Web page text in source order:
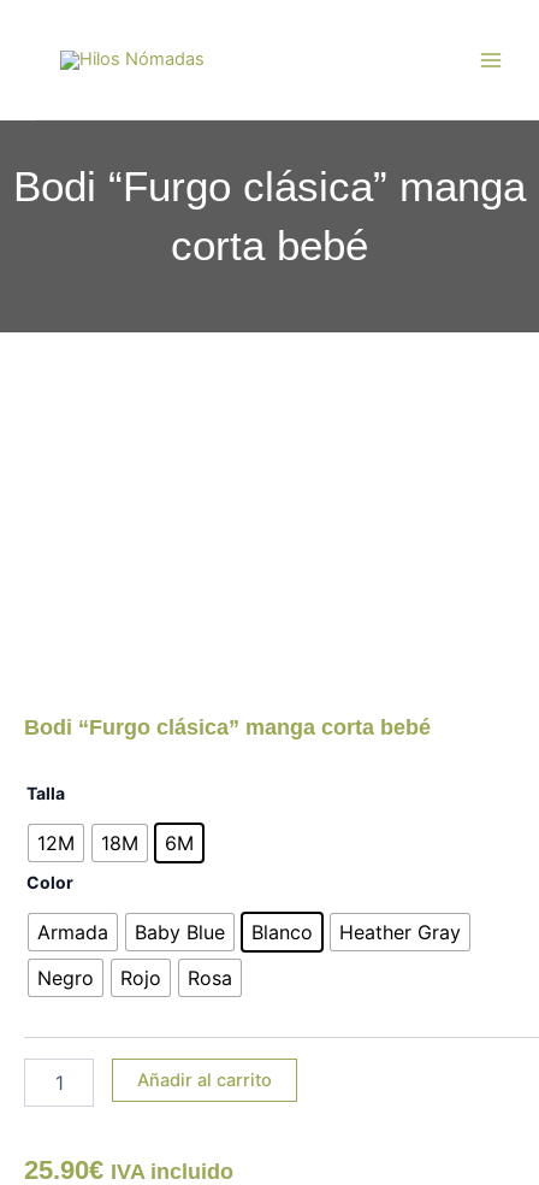
contenido
Bodi “Furgo clásica” manga
corta bebé
Bodi “Furgo clásica” manga corta bebé
Talla
12M 18M 6M
Color
Armada Baby Blue Blanco
Heather Gray
Negro
Rojo Rosa
Bodi
clásica"
manga
corta
cantidad
Añadir al carrito
25.90€ IVA incluido